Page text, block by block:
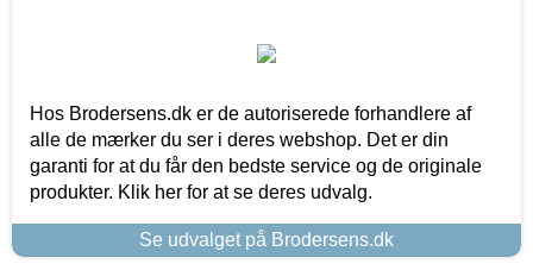
Hos Brodersens.dk er de autoriserede forhandlere af
alle de mærker du ser i deres webshop. Det er din
garanti for at du får den bedste service og de originale
produkter. Klik her for at se deres udvalg.
Se udvalget på Brodersens.dk